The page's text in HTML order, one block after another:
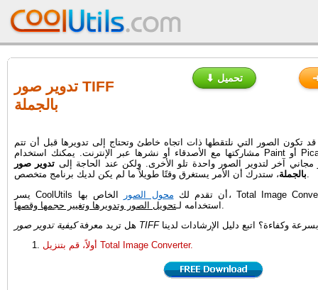
تدوير صور TIFF
بالجملة
⬇ تحميل
تكون الصور التي نلتقطها ذات اتجاه خاطئ وتحتاج إلى تدويرها قبل أن تتم
مشاركتها مع الأصدقاء أو نشرها عبر الإنترنت. يمكنك استخدام Paint أو Picasa أو أي برنامج
آخر لتدوير الصور واحدة تلو الأخرى. ولكن عند الحاجة إلى تدوير صور TIFF
بالجملة، ستدرك أن الأمر يستغرق وقتًا طويلاً ما لم يكن لديك برنامج متخصص.
يسر CoolUtils أن تقدم لك محول الصور
الخاص بها، Total Image Converter، الذي يمكن
استخدامه لـتحويل الصور وتدويرها وتغيير حجمها وقصها
هل تريد معرفة كيفية تدوير صور TIFF
أولاً، قم بتنزيل Total Image Converter.